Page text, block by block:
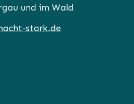
und im Wald
stark.de